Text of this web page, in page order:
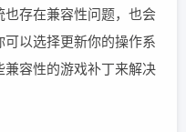
存在兼容性问题，也会
以选择更新你的操作系
容性的游戏补丁来解决